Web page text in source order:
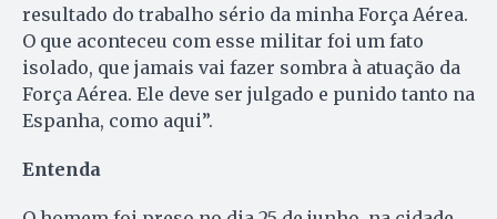
resultado do trabalho sério da minha Força Aérea.
O que aconteceu com esse militar foi um fato
isolado, que jamais vai fazer sombra à atuação da
Força Aérea. Ele deve ser julgado e punido tanto na
Espanha, como aqui”.
Entenda